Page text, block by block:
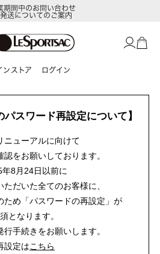
期間中のお問い合わせ
送についてのご案内
ンストア ログイン
パスワード再設定について】
ニューアルに向けて
認をお願いしております。
年8月24日以前に
だいた全てのお客様に、
ため「パスワードの再設定」が
となります。
手続きをお願いします。
設定はこちら